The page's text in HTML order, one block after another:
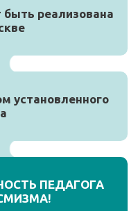
реализована
установленного
ПЕДАГОГА